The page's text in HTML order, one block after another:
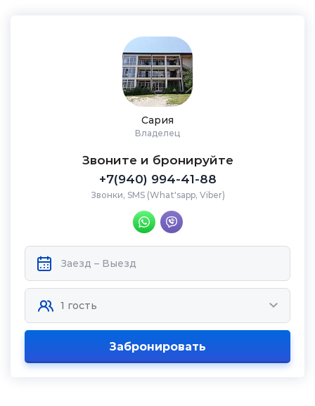
Сария
Владелец
Звоните и бронируйте
+7(940) 994-41-88
Звонки, SMS (What'sapp, Viber)
Забронировать